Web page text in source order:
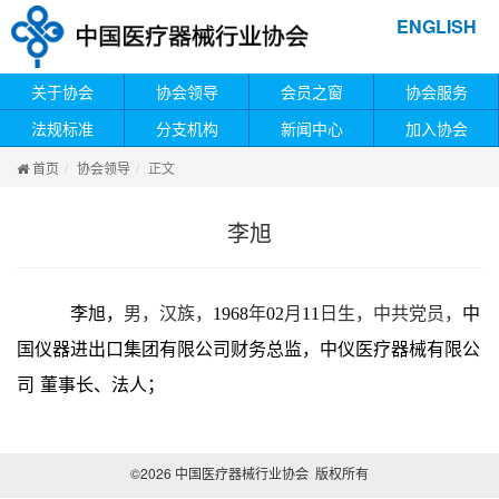
ENGLISH
关于协会 协会领导 会员之窗
协会服务
法规标准
分支机构 新闻中心 加入协会
首页 协会领导 正文
李旭
李旭， 男，汉族， 1968年02月 11 日生，中共党员， 中
国仪器进出口集团有限公司财务总监，中仪医疗器械有限公
司 董事长、法人 ；
©2026 中国医疗器械行业协会 版权所有